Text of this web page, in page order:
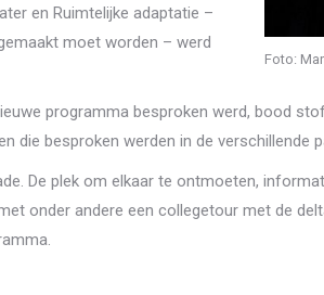
Foto:
en Ruimtelijke adaptatie –
moet worden – werd
programma besproken werd, bood
die besproken werden in de verschillende
De plek om elkaar te ontmoeten,
onder andere een collegetour met de